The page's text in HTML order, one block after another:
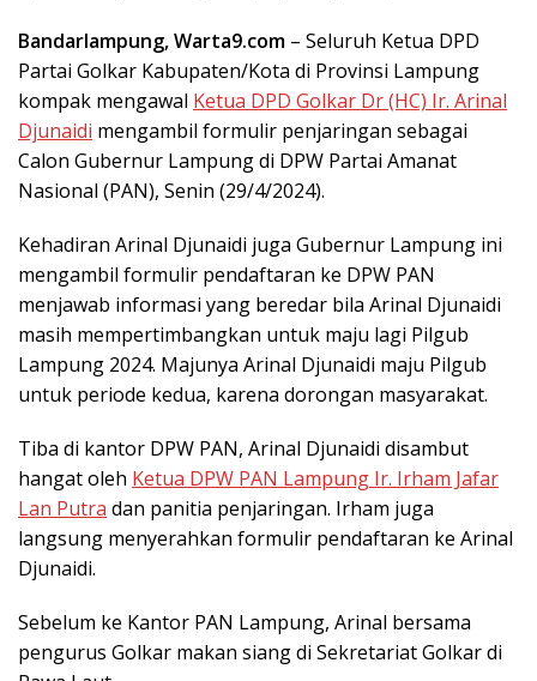
Bandarlampung, Warta9.com – Seluruh Ketua DPD
Partai Golkar Kabupaten/Kota di Provinsi Lampung
kompak mengawal Ketua DPD Golkar Dr (HC) Ir. Arinal
Djunaidi mengambil formulir penjaringan sebagai
Calon Gubernur Lampung di DPW Partai Amanat
Nasional (PAN), Senin (29/4/2024).
Kehadiran Arinal Djunaidi juga Gubernur Lampung ini
mengambil formulir pendaftaran ke DPW PAN
menjawab informasi yang beredar bila Arinal Djunaidi
masih mempertimbangkan untuk maju lagi Pilgub
Lampung 2024. Majunya Arinal Djunaidi maju Pilgub
untuk periode kedua, karena dorongan masyarakat.
Tiba di kantor DPW PAN, Arinal Djunaidi disambut
hangat oleh Ketua DPW PAN Lampung Ir. Irham Jafar
Lan Putra dan panitia penjaringan. Irham juga
langsung menyerahkan formulir pendaftaran ke Arinal
Djunaidi.
Sebelum ke Kantor PAN Lampung, Arinal bersama
pengurus Golkar makan siang di Sekretariat Golkar di